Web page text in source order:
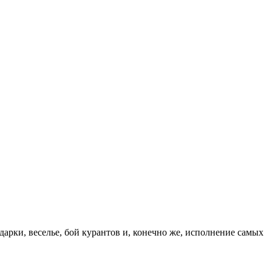
веселье, бой курантов и, конечно же, исполнение самых